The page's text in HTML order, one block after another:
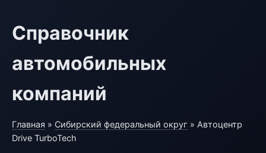
Справочник
автомобильных
компаний
Главная » Сибирский федеральный округ » Автоцентр
Drive TurboTech